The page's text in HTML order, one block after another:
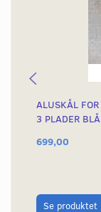
ALUSKÅL
3 PLADER
699,00
Se produktet